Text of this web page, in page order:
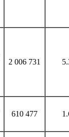
2 006 731
610 477